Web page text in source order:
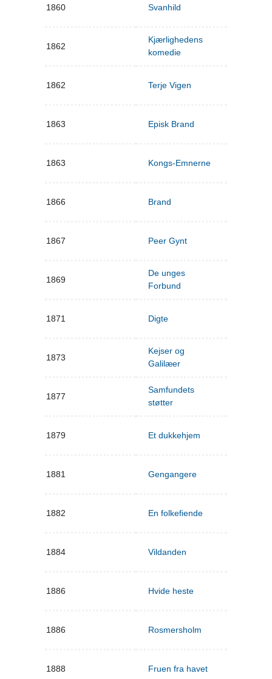
1860 Svanhild
1862
Kjærlighedens
komedie
1862 Terje Vigen
1863 Episk Brand
1863 Kongs-Emnerne
1866 Brand
1867 Peer Gynt
1869
De unges
Forbund
1871 Digte
1873
Kejser og
Galilæer
1877
Samfundets
støtter
1879 Et dukkehjem
1881 Gengangere
1882 En folkefiende
1884 Vildanden
1886 Hvide heste
1886 Rosmersholm
1888 Fruen fra havet